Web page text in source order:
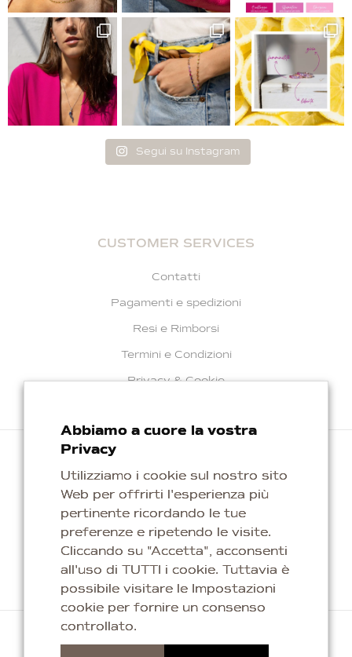
Segui su Instagram
CUSTOMER SERVICES
Contatti
Pagamenti e spedizioni
Resi e Rimborsi
Termini e Condizioni
Privacy & Cookie
Repubblica di San Marino
info@kaleagioielli.com
Copyright © 2026 Titan Silver & Gold S.p.a. Tutti i
Abbiamo a cuore la vostra
Privacy
Utilizziamo i cookie sul nostro sito
Web per offrirti l'esperienza più
pertinente ricordando le tue
preferenze e ripetendo le visite.
Cliccando su "Accetta", acconsenti
all'uso di TUTTI i cookie. Tuttavia è
possibile visitare le Impostazioni
cookie per fornire un consenso
controllato.